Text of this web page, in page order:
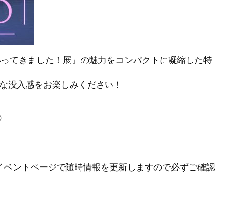
てきました！展』の魅力をコンパクトに凝縮した特
没入感をお楽しみください！
ントページで随時情報を更新しますので必ずご確認